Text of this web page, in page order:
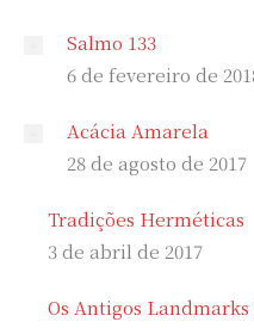
Salmo 133
6 de fevereiro de
Acácia Amarela
28 de agosto de 2017
Tradições Herméticas
3 de abril de 2017
Os Antigos